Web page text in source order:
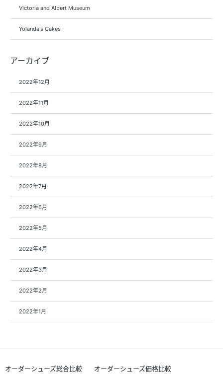
Victoria and Albert Museum
Yolanda's Cakes
アーカイブ
2022年12月
2022年11月
2022年10月
2022年9月
2022年8月
2022年7月
2022年6月
2022年5月
2022年4月
2022年3月
2022年2月
2022年1月
オーダーシューズ総合比較 オーダーシューズ価格比較